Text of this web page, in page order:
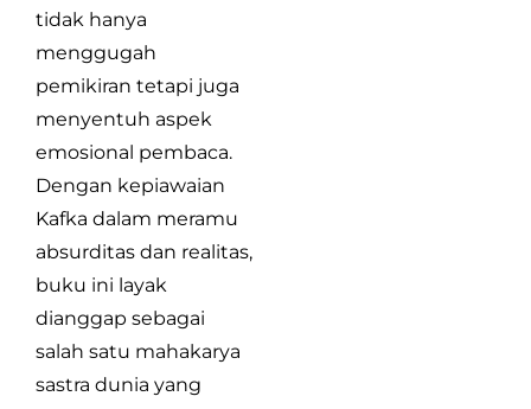
tidak hanya
menggugah
pemikiran tetapi juga
menyentuh aspek
emosional pembaca.
Dengan kepiawaian
Kafka dalam meramu
absurditas dan realitas,
buku ini layak
dianggap sebagai
salah satu mahakarya
sastra dunia yang